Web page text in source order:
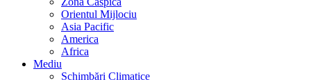
Orientul Mijlociu
Asia Pacific
America
Africa
Mediu
Schimbări Climatice